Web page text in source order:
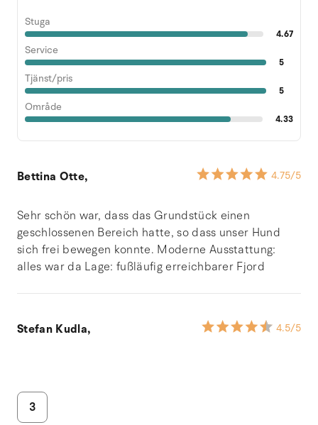
Stuga
4.67
Service
5
Tjänst/pris
5
Område
4.33
Bettina Otte, 4.75/5
Sehr schön war, dass das Grundstück einen
geschlossenen Bereich hatte, so dass unser Hund
sich frei bewegen konnte. Moderne Ausstattung:
alles war da Lage: fußläufig erreichbarer Fjord
Stefan Kudla, 4.5/5
3